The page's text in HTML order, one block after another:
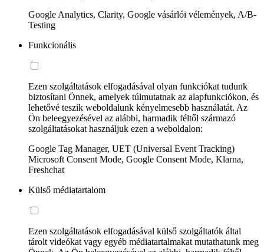
Google Analytics, Clarity, Google vásárlói vélemények, A/B-
Testing
Funkcionális
Ezen szolgáltatások elfogadásával olyan funkciókat tudunk
biztosítani Önnek, amelyek túlmutatnak az alapfunkciókon, és
lehetővé teszik weboldalunk kényelmesebb használatát. Az
Ön beleegyezésével az alábbi, harmadik féltől származó
szolgáltatásokat használjuk ezen a weboldalon:
Google Tag Manager, UET (Universal Event Tracking)
Microsoft Consent Mode, Google Consent Mode, Klarna,
Freshchat
Külső médiatartalom
Ezen szolgáltatások elfogadásával külső szolgáltatók által
tárolt videókat vagy egyéb médiatartalmakat mutathatunk meg